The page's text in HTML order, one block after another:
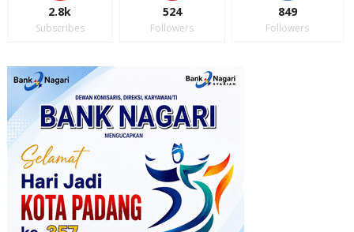
2.8k
Subscribes
524
Followers
849
Followers